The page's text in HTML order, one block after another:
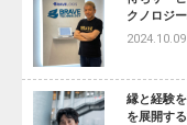
クノロジ
2024.10.09
縁と経験
を展開す